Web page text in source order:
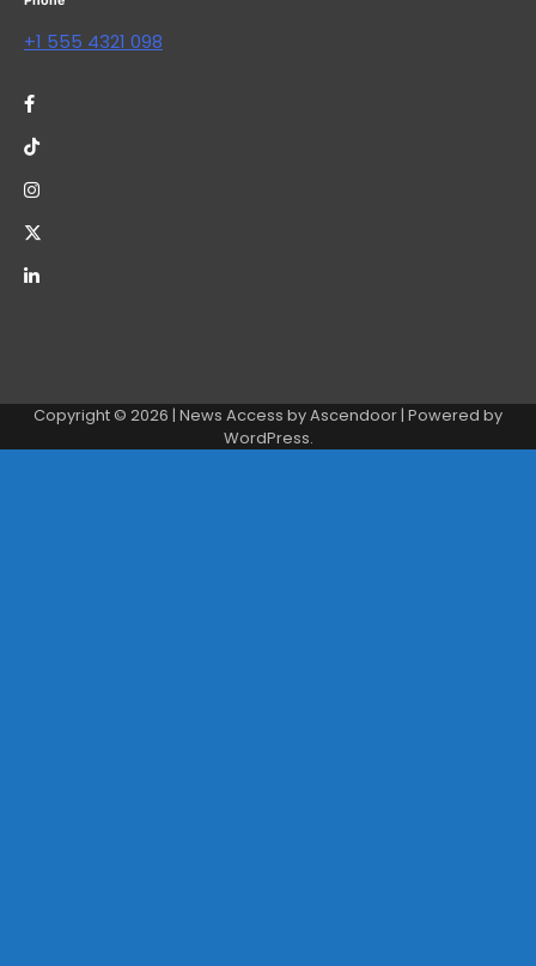
+1 555 4321 098
Copyright © 2026 | News Access byAscendoor| Powered by
WordPress.